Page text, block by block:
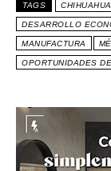
TAGS CHIHUAHUA
DESARROLLO
MANUFACTURA
OPORTUNIDADES